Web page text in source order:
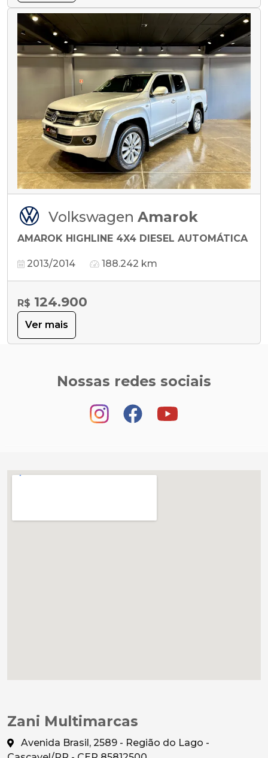
Volkswagen Amarok
AMAROK HIGHLINE 4X4 DIESEL AUTOMÁTICA
2013/2014 188.242 km
R$ 124.900
Ver mais
Nossas redes sociais
Zani Multimarcas
Avenida Brasil, 2589 - Região do Lago -